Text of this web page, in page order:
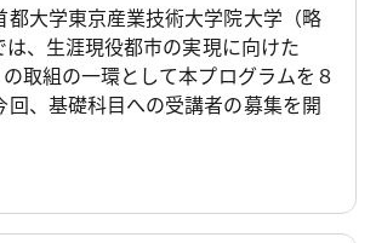
都大学東京産業技術大学院大学（略
、生涯現役都市の実現に向けた
の取組の一環として本プログラムを８
回、基礎科目への受講者の募集を開